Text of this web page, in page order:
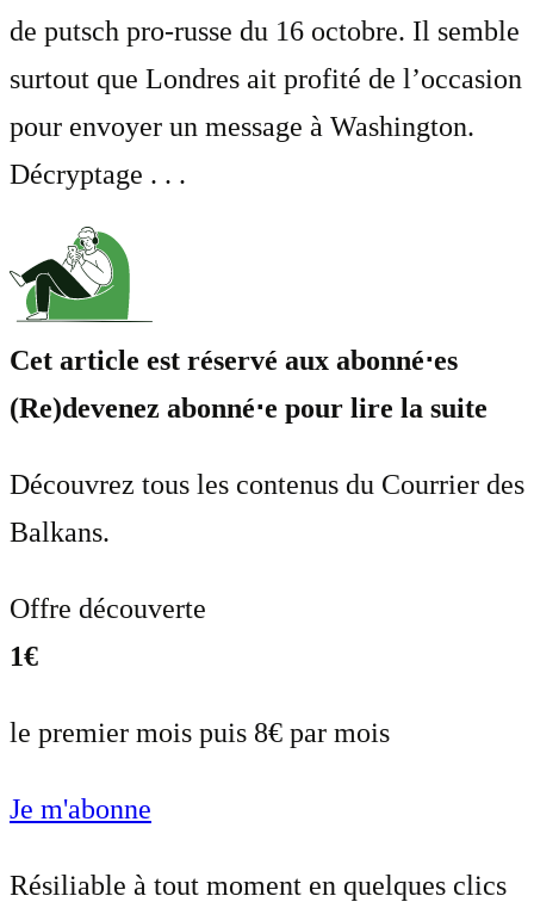
de putsch pro-russe du 16 octobre. Il semble
surtout que Londres ait profité de l’occasion
pour envoyer un message à Washington.
Décryptage . . .
Cet article est réservé aux abonné⋅es
(Re)devenez abonné⋅e pour lire la suite
Découvrez tous les contenus du Courrier des
Balkans.
Offre découverte
1€
le premier mois puis 8€ par mois
Je m'abonne
Résiliable à tout moment en quelques clics